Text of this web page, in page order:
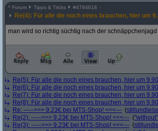
^ Forum Tipps & Tricks #4794618
Re(4): Für alle die noch eines brauchen, hier um
man wird so richtig süchtig nach der schnäppchenjagd
Re(5): Für alle die noch eines brauchen, hier um
Re(6): Für alle die noch eines brauchen, hier um
Re(7): Für alle die noch eines brauchen, hier um
Re(8): Für alle die noch eines brauchen, hier um
Re: ----->>> 9.23€ bei MTS-Shop! <<<--- (
Re(2): ----->>> 9.23€ bei MTS-Shop! <<<--- ("without"
Re(3): ----->>> 9.23€ bei MTS-Shop! <<<--- (